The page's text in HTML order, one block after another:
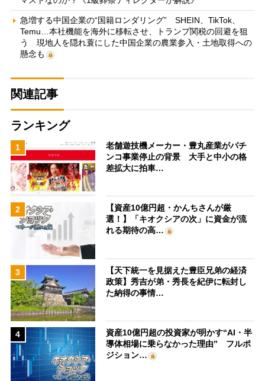
急増する中国企業の“国籍ロンダリング” SHEIN、TikTok、
Temu…本社機能を海外に移転させ、トランプ関税の回避を狙
う 現地人を隠れ蓑にした中国企業の農業参入・土地取得への
懸念も
関連記事
ランキング
1
老舗遊技機メーカー・豊丸産業がパチ
ンコ事業停止の背景 大手と中小の格
差拡大に拍車…
2
【資産10億円超・かんちさんが厳
選！】「キオクシアの次」に資金が流
れる期待の高…
3
【天下統一を見据えた豊臣兄弟の経済
政策】秀吉が弟・秀長を紀伊に転封し
た納得の事情…
4
資産10億円超の投資家が明かす“AI・半
導体相場に乗らなかった理由” フルポ
ジション…